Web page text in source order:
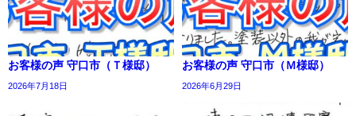
お客様の声 守口市（Ｔ様邸）
2026年7月18日
お客様の声 守口市（Ｍ様邸）
2026年6月29日